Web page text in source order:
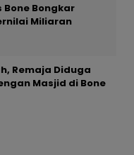
Bone Bongkar
Miliaran
Remaja Diduga
Masjid di Bone